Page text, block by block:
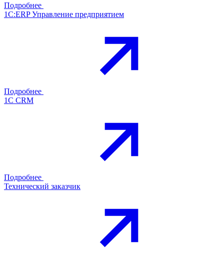
Подробнее
1С:ERP Управление предприятием
Подробнее
1С CRM
Подробнее
Технический заказчик